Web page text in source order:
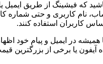
که فیشینگ از طریق
کاربران استفاده کنند.
همیشه در ایمیل و پیام
یا برخی از بزرگترین